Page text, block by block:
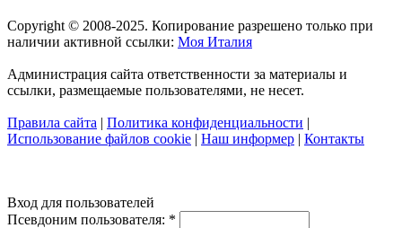
Copyright © 2008-2025. Копирование разрешено только при
наличии активной ссылки: Моя Италия
Администрация сайта ответственности за материалы и
ссылки, размещаемые пользователями, не несет.
Правила сайта | Политика конфиденциальности |
Использование файлов cookie | Наш информер | Контакты
Вход для пользователей
Псевдоним пользователя: *